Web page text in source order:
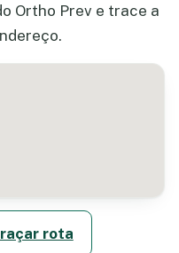
Ortho Prev e trace a
rota